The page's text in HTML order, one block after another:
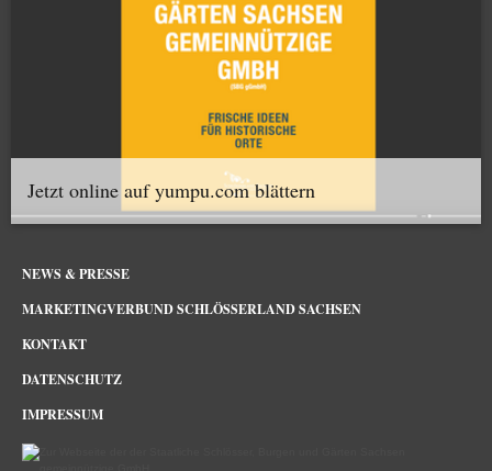
Jetzt online auf yumpu.com blättern
NEWS & PRESSE
MARKETINGVERBUND SCHLÖSSERLAND SACHSEN
KONTAKT
DATENSCHUTZ
IMPRESSUM